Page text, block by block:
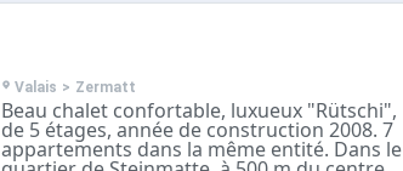
Valais > Zermatt
Beau chalet confortable, luxueux "Rütschi",
de 5 étages, année de construction 2008. 7
appartements dans la même entité. Dans le